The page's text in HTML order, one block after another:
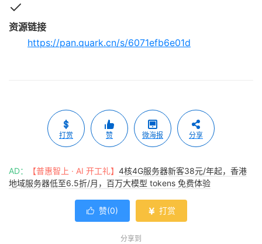
资源链接
https://pan.quark.cn/s/6071efb6e01d
打赏 赞 微海报 分享
AD： 【普惠智上 · AI 开工礼】 4核4G服务器新客38元/年起，香港
地域服务器低至6.5折/月，百万大模型 tokens 免费体验
 赞(0)  打赏
分享到